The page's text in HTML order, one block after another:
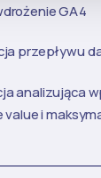
GA4
przepływu
analizująca
value i